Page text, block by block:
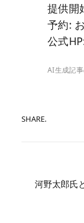
提供開
予約:
公式
AI生成記
SHARE.
河野太郎氏